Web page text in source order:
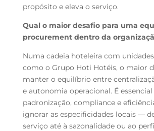
propósito e eleva o serviço.
Qual o maior desafio para uma
procurement dentro da
Numa cadeia hoteleira com
como o Grupo Hoti Hotéis, o maior
manter o equilíbrio entre
e autonomia operacional. É
padronização, compliance e
ignorar as especificidades locais —
serviço até à sazonalidade ou ao